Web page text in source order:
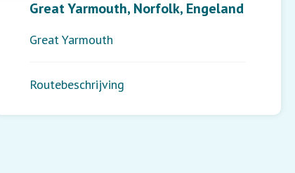
Great Yarmouth, Norfolk, Engeland
Great Yarmouth
Routebeschrijving